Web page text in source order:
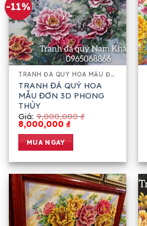
-11%
TRANH ĐÁ QUÝ HOA MẪU ĐƠN 3D
TRANH ĐÁ QUÝ HOA
MẪU ĐƠN 3D PHONG
THỦY
Giá: 9,000,000₫
8,000,000₫
MUA NGAY